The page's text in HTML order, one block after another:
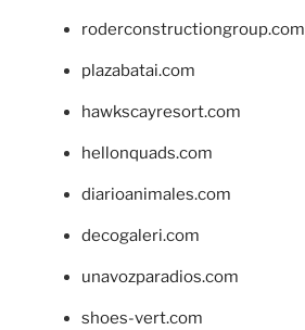
roderconstructiongroup.com
plazabatai.com
hawkscayresort.com
hellonquads.com
diarioanimales.com
decogaleri.com
unavozparadios.com
shoes-vert.com